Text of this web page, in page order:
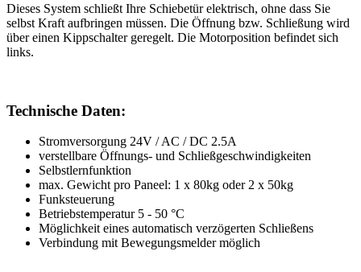
Dieses System schließt Ihre Schiebetür elektrisch, ohne dass Sie
selbst Kraft aufbringen müssen. Die Öffnung bzw. Schließung wird
über einen Kippschalter geregelt. Die Motorposition befindet sich
links.
Technische Daten:
Stromversorgung 24V / AC / DC 2.5A
verstellbare Öffnungs- und Schließgeschwindigkeiten
Selbstlernfunktion
max. Gewicht pro Paneel: 1 x 80kg oder 2 x 50kg
Funksteuerung
Betriebstemperatur 5 - 50 °C
Möglichkeit eines automatisch verzögerten Schließens
Verbindung mit Bewegungsmelder möglich